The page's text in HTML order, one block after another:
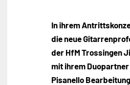
In ihrem
die neue
der HfM Trossingen
mit ihrem Duopartner
Pisanello